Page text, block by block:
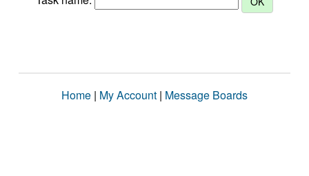
Home | My Account | Message Boards